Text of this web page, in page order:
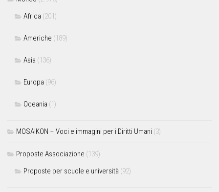
Africa (201)
Americhe (189)
Asia (136)
Europa (96)
Oceania (1)
MOSAIKON – Voci e immagini per i Diritti Umani (3)
Proposte Associazione (139)
Proposte per scuole e università (92)